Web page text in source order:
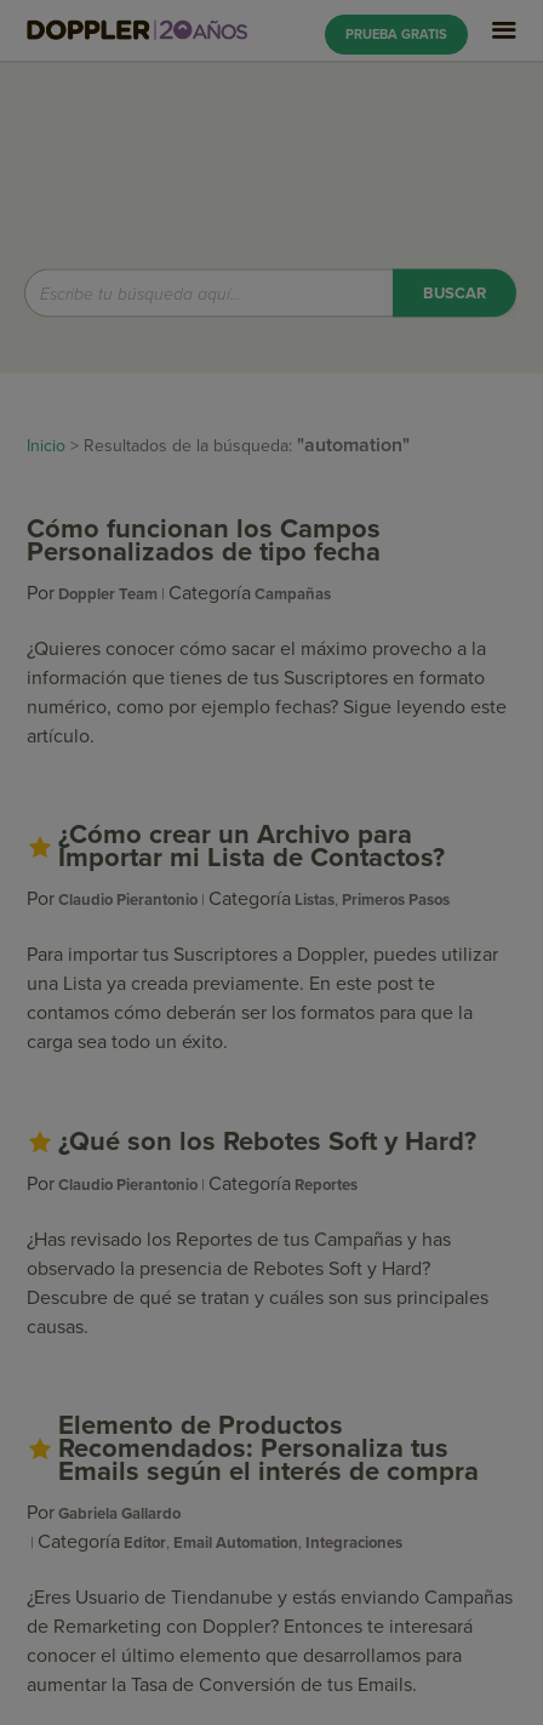
PRUEBA GRATIS
Inicio > Resultados de la búsqueda: "automation"
Cómo funcionan los Campos
Personalizados de tipo fecha
Por Doppler Team Categoría Campañas
¿Quieres conocer cómo sacar el máximo provecho a la
información que tienes de tus Suscriptores en formato
numérico, como por ejemplo fechas? Sigue leyendo este
artículo.
¿Cómo crear un Archivo para
Importar mi Lista de Contactos?
Por Claudio Pierantonio Categoría Listas, Primeros Pasos
Para importar tus Suscriptores a Doppler, puedes utilizar
una Lista ya creada previamente. En este post te
contamos cómo deberán ser los formatos para que la
carga sea todo un éxito.
¿Qué son los Rebotes Soft y Hard?
Por Claudio Pierantonio Categoría Reportes
¿Has revisado los Reportes de tus Campañas y has
observado la presencia de Rebotes Soft y Hard?
Descubre de qué se tratan y cuáles son sus principales
causas.
Elemento de Productos
Recomendados: Personaliza tus
Emails según el interés de compra
Por Gabriela Gallardo
Categoría Editor, Email Automation, Integraciones
¿Eres Usuario de Tiendanube y estás enviando Campañas
de Remarketing con Doppler? Entonces te interesará
conocer el último elemento que desarrollamos para
aumentar la Tasa de Conversión de tus Emails.